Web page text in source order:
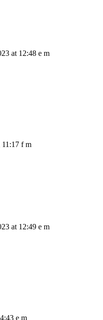
at 12:48 e m
11:17 f m
at 12:49 e m
e m